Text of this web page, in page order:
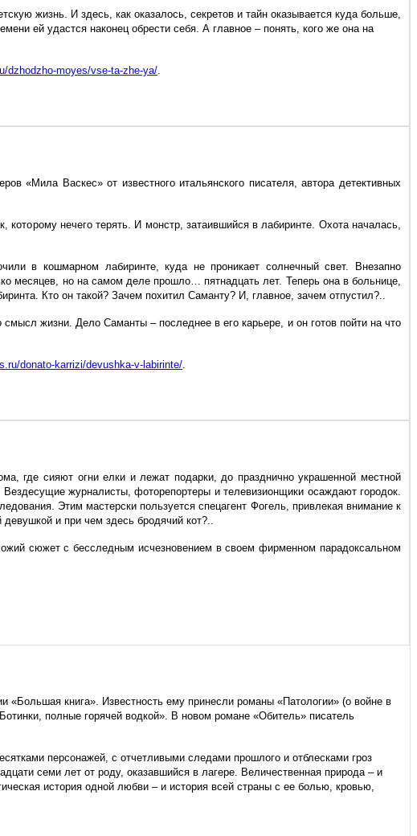
жизнь. И здесь, как оказалось, секретов и тайн оказывается куда больше,
ей удастся наконец обрести себя. А главное – понять, кого же она на
dzhodzho-moyes/vse-ta-zhe-ya/.
«Мила Васкес» от известного итальянского писателя, автора детективных
нечего терять. И монстр, затаившийся в лабиринте. Охота началась,
в кошмарном лабиринте, куда не проникает солнечный свет. Внезапно
месяцев, но на самом деле прошло… пятнадцать лет. Теперь она в больнице,
Кто он такой? Зачем похитил Саманту? И, главное, зачем отпустил?..
жизни. Дело Саманты – последнее в его карьере, и он готов пойти на что
donato-karrizi/devushka-v-labirinte/.
где сияют огни елки и лежат подарки, до празднично украшенной местной
журналисты, фоторепортеры и телевизионщики осаждают городок.
Этим мастерски пользуется спецагент Фогель, привлекая внимание к
и при чем здесь бродячий кот?..
сюжет с бесследным исчезновением в своем фирменном парадоксальном
«Большая книга». Известность ему принесли романы «Патологии» (о войне в
полные горячей водкой». В новом романе «Обитель» писатель
персонажей, с отчетливыми следами прошлого и отблесками гроз
семи лет от роду, оказавшийся в лагере. Величественная природа – и
история одной любви – и история всей страны с ее болью, кровью,